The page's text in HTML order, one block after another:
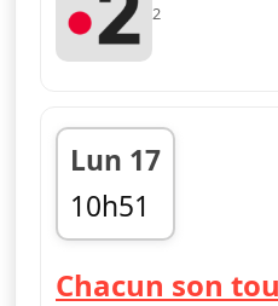
2
Lun 17
10h51
fin 11h25
Chacun son